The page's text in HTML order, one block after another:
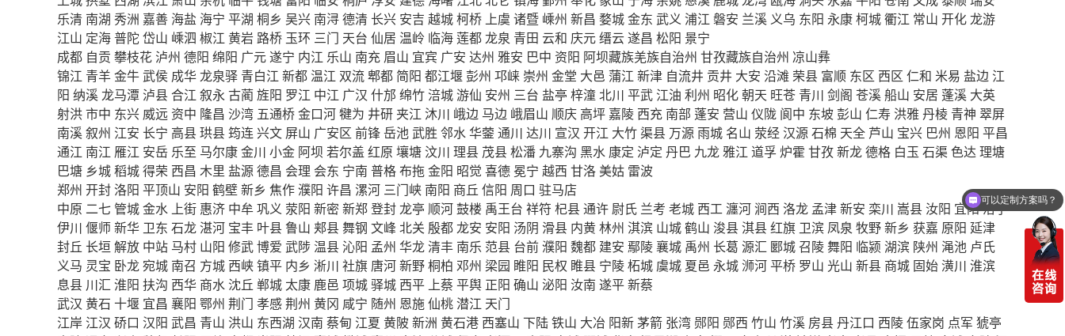
乐清 南湖 秀洲 嘉善 海盐 海宁 平湖 桐乡 吴兴 南浔德清 长兴 安吉 越城柯桥 上虞 诸暨 嵊州 新昌 婺城金东 武义 浦江 磐安 兰溪 义乌 东阳 永康柯城衢江 常山 开化龙游
江山 定海普陀 岱山 嵊泗 椒江 黄岩 路桥 玉环 三门 天台 仙居 温岭 临海莲都龙泉 青田 云和 庆元缙云遂昌 松阳 景宁
成都 自贡 攀枝花 泸州 德阳 绵阳 广元遂宁 内江 乐山 南充 眉山 宜宾 广安 达州 雅安 巴中 资阳 阿坝藏族羌族自治州 甘孜藏族自治州 凉山彝
锦江 青羊金牛武侯 成华龙泉驿 青白江 新都 温江 双流郫都 简阳 都江堰彭州 邛崃 崇州 金堂 大邑 蒲江 新津 自流井 贡井 大安 沿滩 荣县 富顺 东区 西区 仁和 米易 盐边 江
阳 纳溪龙马潭 泸县合江 叙永古蔺旌阳 罗江 中江 广汉 什邡 绵竹 涪城游仙 安州 三台 盐亭 梓潼北川 平武 江油 利州 昭化朝天 旺苍 青川 剑阁 苍溪船山 安居 蓬溪 大英
射洪市中 东兴 威远 资中 隆昌 沙湾 五通桥金口河犍为 井研 夹江 沐川 峨边 马边 峨眉山 顺庆 高坪 嘉陵 西充 南部 蓬安 营山 仪陇 阆中 东坡彭山 仁寿 洪雅丹棱 青神 翠屏
南溪叙州 江安 长宁 高县珙县筠连兴文 屏山 广安区 前锋岳池武胜 邻水华蓥 通川 达川 宣汉 开江 大竹 渠县 万源雨城 名山 荥经汉源石棉 天全 芦山 宝兴 巴州 恩阳 平昌
通江 南江 雁江 安岳 乐至 马尔康金川 小金 阿坝 若尔盖 红原 壤塘 汶川 理县 茂县松潘 九寨沟 黑水 康定 泸定 丹巴 九龙雅江 道孚炉霍 甘孜新龙德格 白玉 石渠色达 理塘
巴塘 乡城稻城得荣 西昌 木里 盐源德昌 会理 会东 宁南 普格布拖金阳 昭觉 喜德 冕宁 越西 甘洛 美姑 雷波
郑州 开封洛阳 平顶山 安阳 鹤壁新乡 焦作濮阳 许昌 漯河 三门峡 南阳 商丘 信阳 周口 驻马店
中原 二七 管城金水 上街 惠济 中牟巩义 荥阳 新密 新郑登封龙亭 顺河鼓楼 禹王台 祥符 杞县通许 尉氏 兰考 老城 西工瀍河涧西 洛龙 孟津新安 栾川 嵩县 汝阳 宜阳洛宁
伊川 偃师新华 卫东 石龙湛河 宝丰 叶县鲁山 郏县舞钢 文峰 北关 殷都龙安 安阳 汤阴 滑县 内黄林州 淇滨 山城鹤山 浚县淇县红旗 卫滨 凤泉 牧野新乡 获嘉 原阳 延津
封丘 长垣解放 中站 马村 山阳 修武博爱 武陟 温县沁阳 孟州 华龙清丰 南乐 范县 台前濮阳 魏都 建安 鄢陵襄城 禹州 长葛 源汇 郾城召陵舞阳 临颍 湖滨 陕州 渑池 卢氏
义马 灵宝 卧龙宛城 南召 方城 西峡镇平 内乡 淅川 社旗 唐河新野桐柏 邓州 梁园 睢阳 民权 睢县 宁陵柘城 虞城 夏邑 永城浉河平桥 罗山 光山 新县 商城 固始潢川 淮滨
息县 川汇 淮阳 扶沟 西华 商水 沈丘 郸城 太康 鹿邑 项城驿城 西平 上蔡 平舆 正阳 确山 泌阳 汝南 遂平新蔡
武汉 黄石 十堰 宜昌 襄阳 鄂州 荆门 孝感荆州 黄冈 咸宁 随州 恩施仙桃潜江 天门
江岸 江汉 硚口 汉阳 武昌 青山 洪山 东西湖 汉南 蔡甸 江夏 黄陂 新洲 黄石港 西塞山 下陆铁山 大冶 阳新茅箭 张湾 郧阳 郧西 竹山 竹溪 房县丹江口 西陵伍家岗 点军 猇亭
你们电话多少